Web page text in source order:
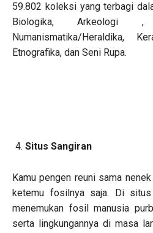
59.802 koleksi yang terbagi
Biologika, Arkeologi ,
Numanismatika/Heraldika,
Etnografika, dan Seni Rupa.
Situs Sangiran
Kamu pengen reuni sama
ketemu fosilnya saja. Di
menemukan fosil manusia
serta lingkungannya di masa